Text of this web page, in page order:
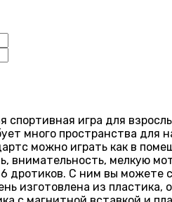
спортивная игра для
много пространства для
можно играть как в
внимательность, мелкую
дротиков. С ним вы можете
изготовлена из